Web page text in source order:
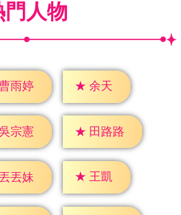
門人物
雨婷 ★ 余天
宗憲 ★ 田路路
丟妹 ★ 王凱